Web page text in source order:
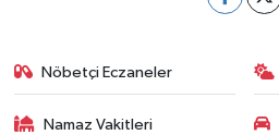
Nöbetçi Eczaneler
Namaz Vakitleri